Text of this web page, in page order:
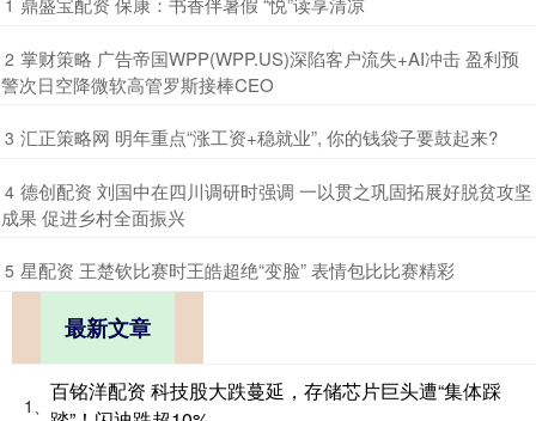
1
2 ​掌财策略 广告帝国WPP(WPP.US)深陷客户流失+AI冲击 盈利预
警次日空降微软高管罗斯接棒CEO
3 ​汇正策略网 明年重点“涨工资+稳就业”, 你的钱袋子要鼓起来?
4 ​德创配资 刘国中在四川调研时强调 一以贯之巩固拓展好脱贫攻坚
成果 促进乡村全面振兴
5 ​星配资 王楚钦比赛时王皓超绝“变脸” 表情包比比赛精彩
最新文章
1、
百铭洋配资 科技股大跌蔓延，存储芯片巨头遭“集体踩